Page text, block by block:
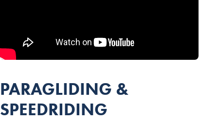
PARAGLIDING &
SPEEDRIDING